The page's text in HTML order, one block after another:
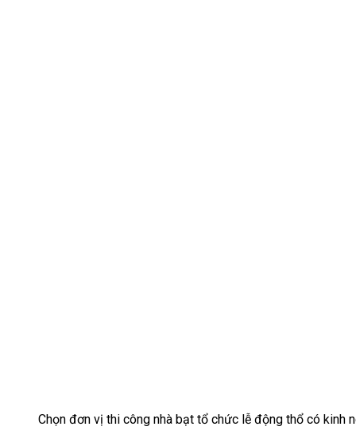
Chọn đơn vị thi công nhà bạt tổ chức lễ động thổ có kinh